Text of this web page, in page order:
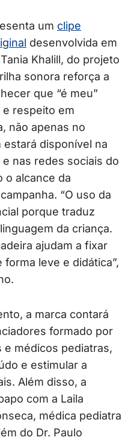
um clipe
desenvolvida em
Khalill, do projeto
sonora reforça a
que “é meu”
respeito em
não apenas no
estará disponível na
e nas redes sociais do
o alcance da
“O uso da
porque traduz
da criança.
ajudam a fixar
leve e didática”,
a marca contará
formado por
e médicos pediatras,
e estimular a
Além disso, a
com a Laila
médica pediatra
do Dr. Paulo